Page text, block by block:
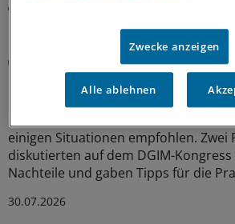
MEHR ZUM THEMA
Vor- und Nachteile der Therapie
Kortikosteroide bei COPD: Was
und was dagegen?
einigen Situationen empfohlen. Zwei
diskutierten auf dem DGIM-
Nachteile und gaben Tipps für die
30.07.2026
Zwecke anzeigen
Alle ablehnen